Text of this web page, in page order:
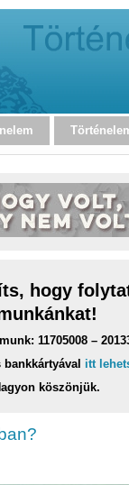
hogy
11705008 –
itt
köszönjük.